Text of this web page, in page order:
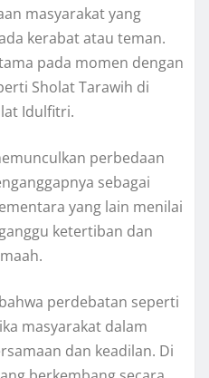
masyarakat yang
kerabat atau teman.
pada momen dengan
Sholat Tarawih di
Idulfitri.
perbedaan
sebagai
yang lain menilai
ketertiban dan
perdebatan seperti
masyarakat dalam
dan keadilan. Di